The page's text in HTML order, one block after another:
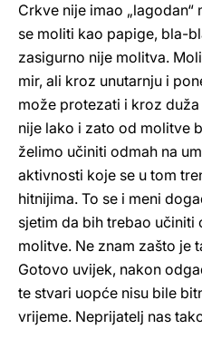
Crkve nije imao
se moliti kao papige, bla-
zasigurno nije molitva.
mir, ali kroz unutarnju i
može protezati i kroz
nije lako i zato od molitve
želimo učiniti odmah na
aktivnosti koje se u tom
hitnijima. To se i meni
sjetim da bih trebao
molitve. Ne znam zašto je
Gotovo uvijek, nakon
te stvari uopće nisu bile
vrijeme. Neprijatelj nas